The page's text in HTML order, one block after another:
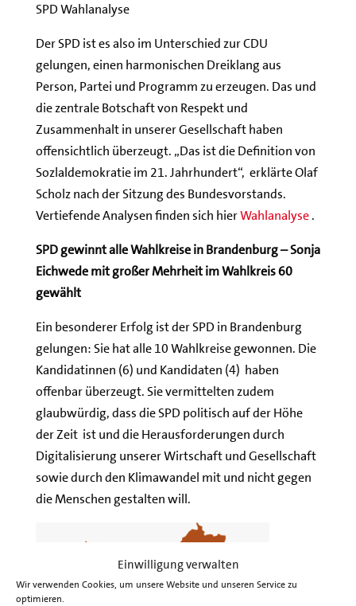
Einwilligung verwalten
Wir verwenden Cookies, um unsere Website und unseren Service zu
optimieren.
SPD Wahlanalyse
Der SPD ist es also im Unterschied zur CDU
gelungen, einen harmonischen Dreiklang aus
Person, Partei und Programm zu erzeugen. Das und
die zentrale Botschaft von Respekt und
Zusammenhalt in unserer Gesellschaft haben
offensichtlich überzeugt. „Das ist die Definition von
Sozlaldemokratie im 21. Jahrhundert“, erklärte Olaf
Scholz nach der Sitzung des Bundesvorstands.
Vertiefende Analysen finden sich hierWahlanalyse.
SPD gewinnt alle Wahlkreise in Brandenburg – Sonja
Eichwede mit großer Mehrheit im Wahlkreis 60
gewählt
Ein besonderer Erfolg ist der SPD in Brandenburg
gelungen: Sie hat alle 10 Wahlkreise gewonnen. Die
Kandidatinnen (6) und Kandidaten (4) haben
offenbar überzeugt. Sie vermittelten zudem
glaubwürdig, dass die SPD politisch auf der Höhe
der Zeit ist und die Herausforderungen durch
Digitalisierung unserer Wirtschaft und Gesellschaft
sowie durch den Klimawandel mit und nicht gegen
die Menschen gestalten will.